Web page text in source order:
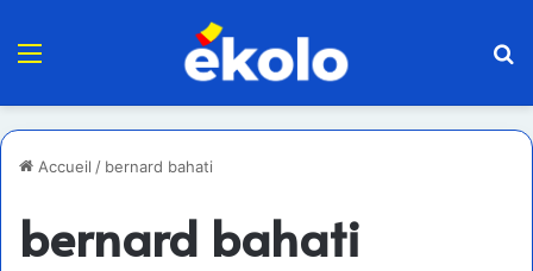
Menu
Accueil / bernard bahati
bernard bahati